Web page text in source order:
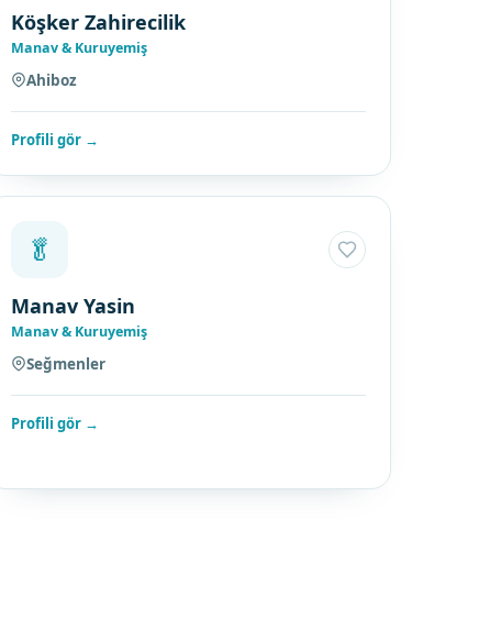
Köşker Zahirecilik
Manav & Kuruyemiş
Ahiboz
Profili gör →
🥬
Manav Yasin
Manav & Kuruyemiş
Seğmenler
Profili gör →